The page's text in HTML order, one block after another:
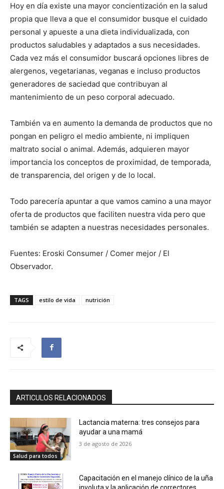
Hoy en día existe una mayor concientización en la salud
propia que lleva a que el consumidor busque el cuidado
personal y apueste a una dieta individualizada, con
productos saludables y adaptados a sus necesidades.
Cada vez más el consumidor buscará opciones libres de
alergenos, vegetarianas, veganas e incluso productos
generadores de saciedad que contribuyan al
mantenimiento de un peso corporal adecuado.
También va en aumento la demanda de productos que no
pongan en peligro el medio ambiente, ni impliquen
maltrato social o animal. Además, adquieren mayor
importancia los conceptos de proximidad, de temporada,
de transparencia, del origen y de lo local.
Todo parecería apuntar a que vamos camino a una mayor
oferta de productos que faciliten nuestra vida pero que
también se adapten a nuestras necesidades personales.
Fuentes: Eroski Consumer / Comer mejor / El
Observador.
TAGS estilo de vida nutrición
ARTICULOS RELACIONADOS
Salud para todos
Lactancia materna: tres consejos para
ayudar a una mamá
3 de agosto de 2026
Capacitación en el manejo clínico de la uña